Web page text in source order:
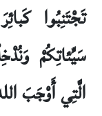
تَجْتَنِبُوا
سَيِّئاتِكُمْ
الَّتِي أَوْجَبَ